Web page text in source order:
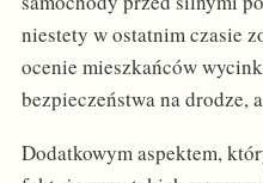
niestety w ostatnim czasie
ocenie mieszkańców
bezpieczeństwa na drodze,
Dodatkowym aspektem,